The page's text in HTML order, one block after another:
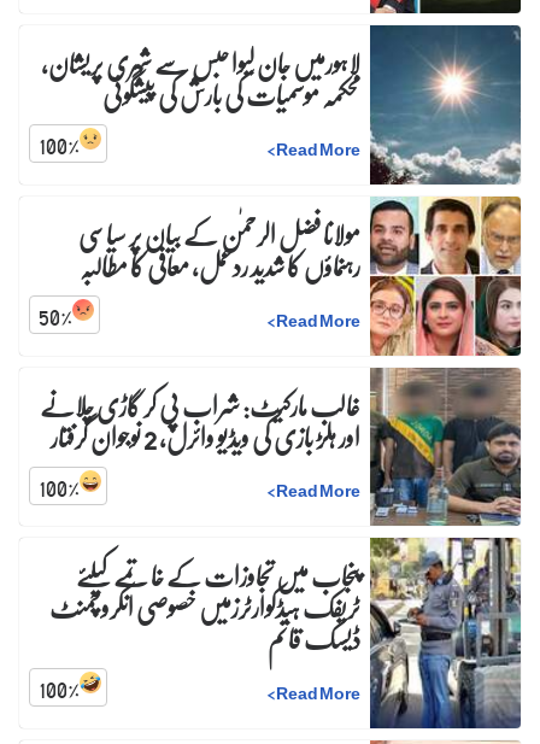
لاہورمیں جان لیوا حبس سے شہری پریشان،
محکمہ موسمیات کی بارش کی پیشگوئی
Read More
>
100%
مولانا فضل الرحمٰن کے بیان پر سیاسی
رہنماؤں کا شدید ردعمل، معافی کا مطالبہ
Read More
>
50%
غالب مارکیٹ: شراب پی کر گاڑی چلانے
اور ہلڑ بازی کی ویڈیو وائرل، 2 نوجوان گرفتار
Read More
>
100%
پنجاب میں تجاوزات کے خاتمے کیلئے
ٹریفک ہیڈکوارٹرزمیں خصوصی انکروچمنٹ
ڈیسک قائم
Read More
>
100%